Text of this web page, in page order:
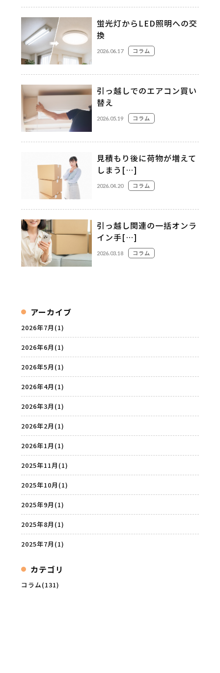
蛍光灯からLED照明への交
換
2026.06.17 コラム
引っ越しでのエアコン買い
替え
2026.05.19 コラム
見積もり後に荷物が増えて
しまう[…]
2026.04.20 コラム
引っ越し関連の一括オンラ
イン手[…]
2026.03.18 コラム
アーカイブ
2026年7月 (1)
2026年6月 (1)
2026年5月 (1)
2026年4月 (1)
2026年3月 (1)
2026年2月 (1)
2026年1月 (1)
2025年11月 (1)
2025年10月 (1)
2025年9月 (1)
2025年8月 (1)
2025年7月 (1)
カテゴリ
コラム(131)